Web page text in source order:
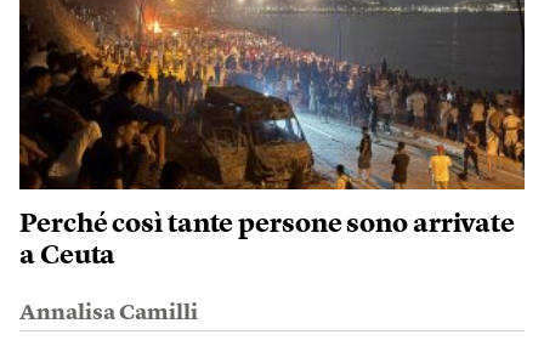
Perché così tante persone sono arrivate
a Ceuta
Annalisa Camilli